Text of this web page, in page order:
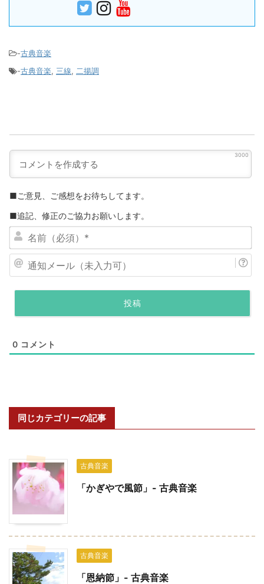
-古典音楽
-古典音楽, 三線, 二揚調
3000
■ご意見、ご感想をお待ちしてます。
■追記、修正のご協力お願いします。
名
前
（
知
ー
未
0 コメント
同じカテゴリーの記事
古典音楽
「かぎやで風節」- 古典音楽
古典音楽
「恩納節」- 古典音楽